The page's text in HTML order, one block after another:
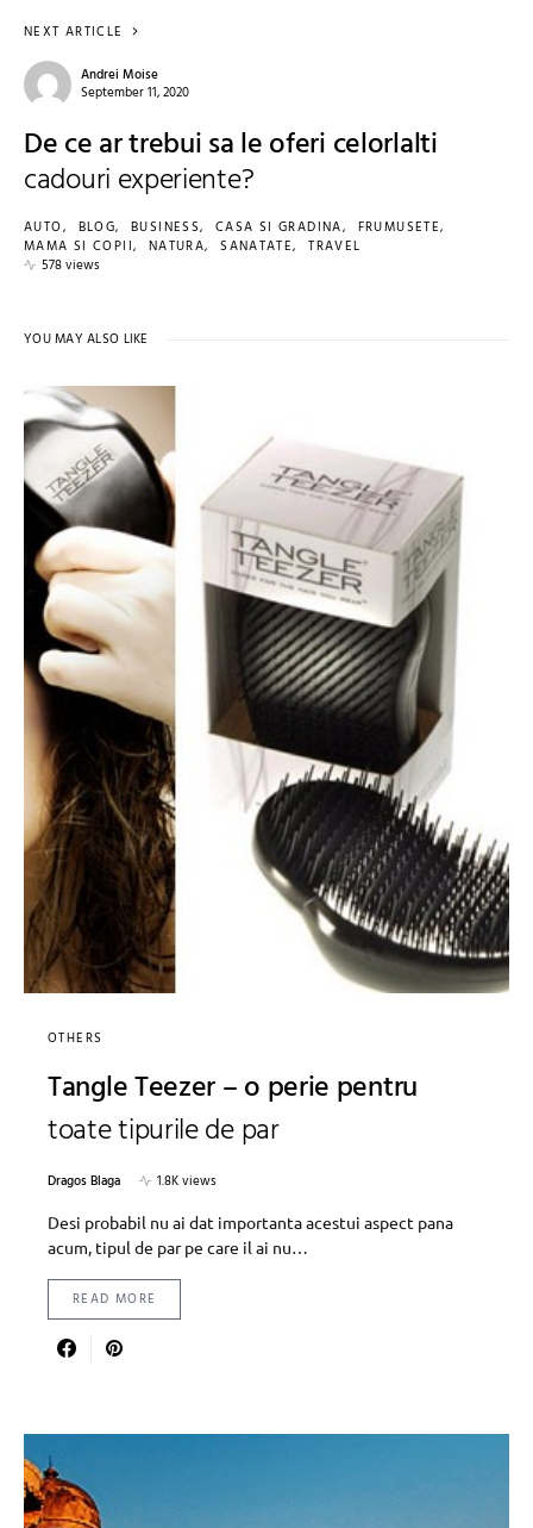
NEXT ARTICLE
Andrei Moise
September 11, 2020
De ce ar trebui sa le oferi celorlalti
cadouri experiente?
AUTO BLOG BUSINESS CASA SI GRADINA
FRUMUSETE
MAMA SI COPII
NATURA SANATATE
TRAVEL
578 views
YOU MAY ALSO LIKE
OTHERS
Tangle Teezer – o perie pentru
toate tipurile de par
Dragos Blaga
1.8K views
Desi probabil nu ai dat importanta acestui aspect pana
acum, tipul de par pe care il ai nu…
READ MORE